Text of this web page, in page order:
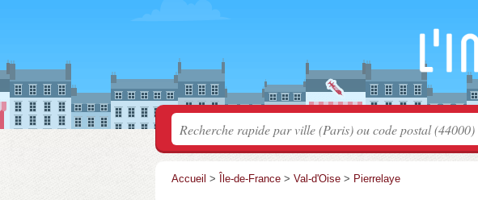
Accueil > Île-de-France > Val-d'Oise > Pierrelaye